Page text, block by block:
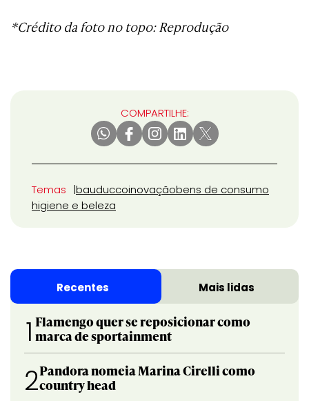
*Crédito da foto no topo: Reprodução
COMPARTILHE:
Temas bauduccoinovaçãobens de consumo
higiene e beleza
Recentes Mais lidas
1 Flamengo quer se reposicionar como
marca de sportainment
2Pandora nomeia Marina Cirelli como
country head